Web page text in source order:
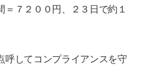
７２００円、２３日で約１
呼してコンプライアンスを守